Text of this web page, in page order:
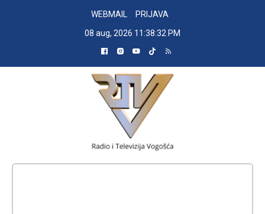
WEBMAIL
PRIJAVA
08 aug, 2026 11:38:33 PM